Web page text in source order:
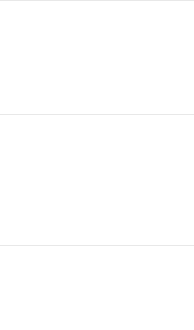
общего стиля и настроения
узнать ваше мнение.
после получения.